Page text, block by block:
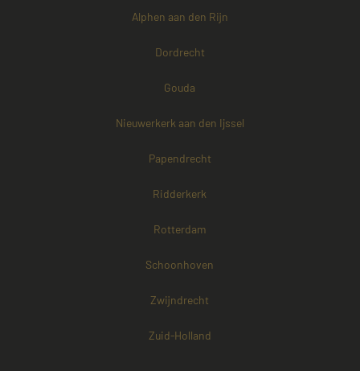
Alphen aan den Rijn
Dordrecht
Gouda
Nieuwerkerk aan den Ijssel
Papendrecht
Ridderkerk
Rotterdam
Schoonhoven
Zwijndrecht
Zuid-Holland